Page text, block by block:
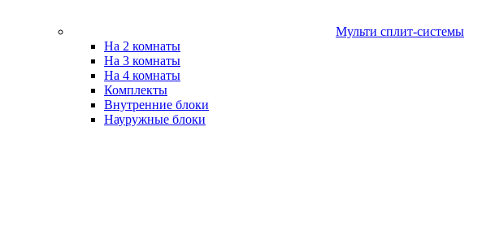
Мульти сплит-системы
На 2 комнаты
На 3 комнаты
На 4 комнаты
Комплекты
Внутренние блоки
Науружные блоки